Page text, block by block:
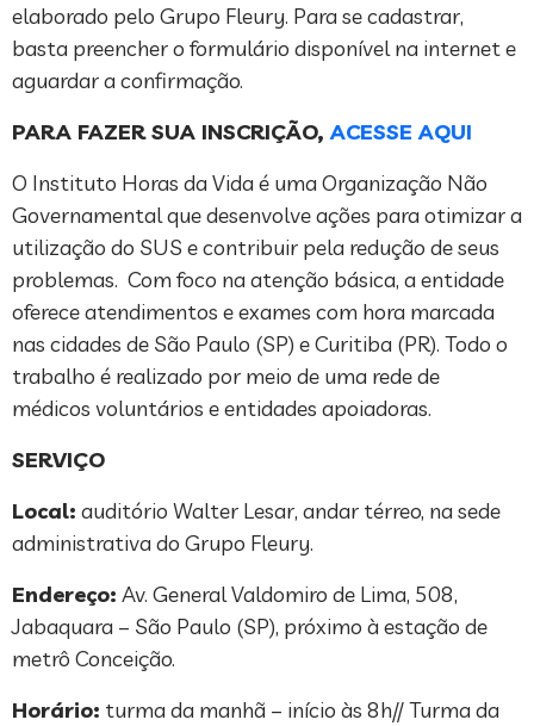
elaborado pelo Grupo Fleury. Para se cadastrar,
basta preencher o formulário disponível na internet e
aguardar a confirmação.
PARA FAZER SUA INSCRIÇÃO,ACESSE AQUI
O Instituto Horas da Vida é uma Organização Não
Governamental que desenvolve ações para otimizar a
utilização do SUS e contribuir pela redução de seus
problemas. Com foco na atenção básica, a entidade
oferece atendimentos e exames com hora marcada
nas cidades de São Paulo (SP) e Curitiba (PR). Todo o
trabalho é realizado por meio de uma rede de
médicos voluntários e entidades apoiadoras.
SERVIÇO
Local: auditório Walter Lesar, andar térreo, na sede
administrativa do Grupo Fleury.
Endereço: Av. General Valdomiro de Lima, 508,
Jabaquara – São Paulo (SP), próximo à estação de
metrô Conceição.
Horário: turma da manhã – início às 8h// Turma da